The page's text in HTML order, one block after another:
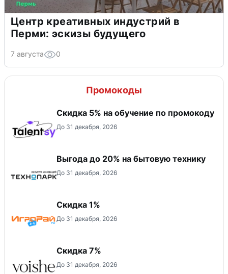
Центр креативных индустрий в
Перми: эскизы будущего
7 августа 0
Промокоды
Скидка 5% на обучение по промокоду
До 31 декабря, 2026
Выгода до 20% на бытовую технику
До 31 декабря, 2026
Скидка 1%
До 31 декабря, 2026
​Скидка 7%
До 31 декабря, 2026